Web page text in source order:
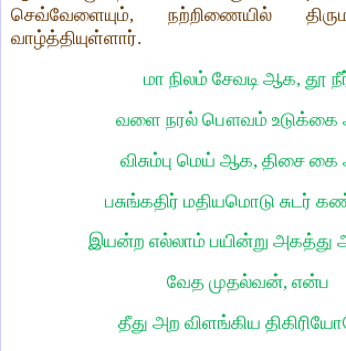
செவ்வேளையும், நற்றிணையில்
வாழ்த்தியுள்ளார்.
மா நிலம் சேவடி ஆக, தூ
வளை நரல் பௌவம் உடுக்கை
விசும்பு மெய் ஆக, திசை
பசுங்கதிர் மதியமொடு சுடர்
இயன்ற எல்லாம் பயின்று அகத்து
வேத முதல்வன், என்ப
தீது அற விளங்கிய